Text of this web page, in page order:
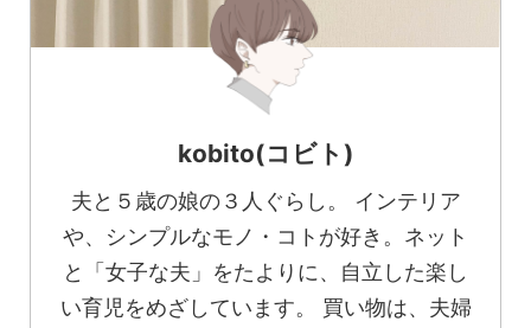
kobito(コビト)
夫と５歳の娘の３人ぐらし。 インテリア
や、シンプルなモノ・コトが好き。ネット
と「女子な夫」をたよりに、自立した楽し
い育児をめざしています。 買い物は、夫婦